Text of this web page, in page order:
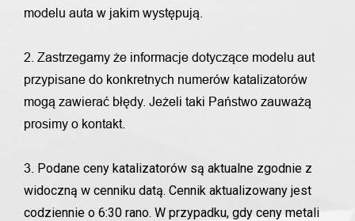
modelu auta w jakim występują.
2. Zastrzegamy że informacje dotyczące modelu aut
przypisane do konkretnych numerów katalizatorów
mogą zawierać błędy. Jeżeli taki Państwo zauważą
prosimy o kontakt.
3. Podane ceny katalizatorów są aktualne zgodnie z
widoczną w cenniku datą. Cennik aktualizowany jest
codziennie o 6:30 rano. W przypadku, gdy ceny metali